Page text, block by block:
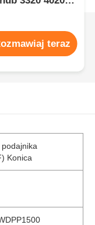
teraz
Konica